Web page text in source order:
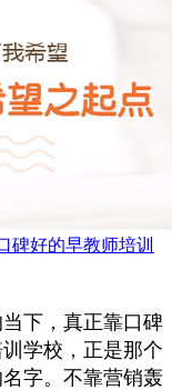
碑好的早教师培训
下，真正靠口碑
学校，正是那个
字。不靠营销轰